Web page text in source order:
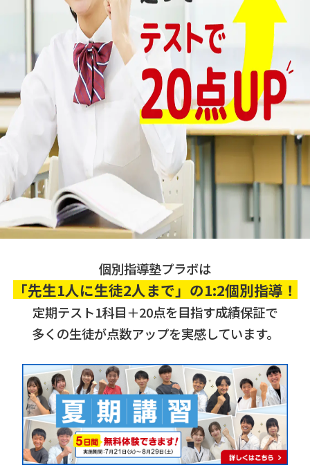
個別指導塾プラボは
「先生1人に生徒2人まで」の1:2個別指導！
定期テスト1科目＋20点を目指す成績保証で
多くの生徒が点数アップを実感しています。